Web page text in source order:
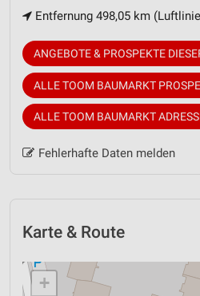
Entfernung 498,05 km
ANGEBOTE & PROSPEKTE
ALLE TOOM BAUMARKT
ALLE TOOM BAUMARKT
Fehlerhafte Daten melden
Karte & Route
+